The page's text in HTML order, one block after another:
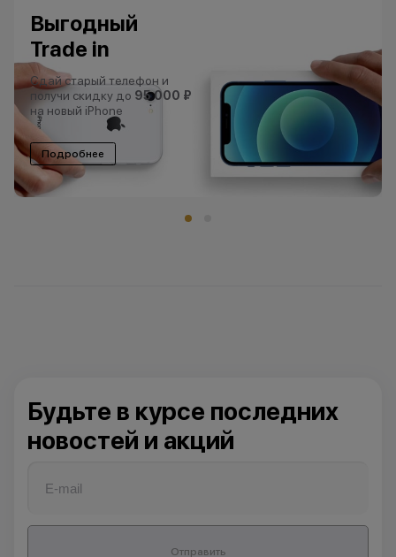
Сделаем еще ниже!
Подробнее
Будьте в курсе последних
новостей и акций
Отправить